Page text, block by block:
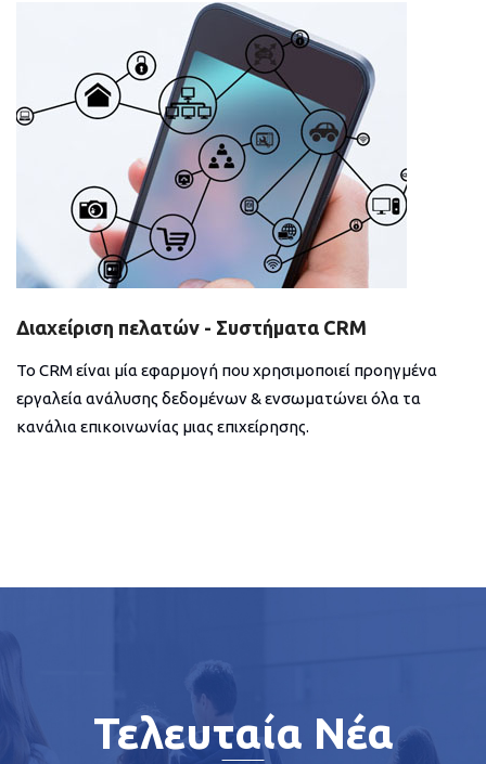
Διαχείριση πελατών - Συστήματα CRM
Το CRM είναι μία εφαρμογή που χρησιμοποιεί προηγμένα
εργαλεία ανάλυσης δεδομένων & ενσωματώνει όλα τα
κανάλια επικοινωνίας μιας επιχείρησης.
Τελευταία Νέα